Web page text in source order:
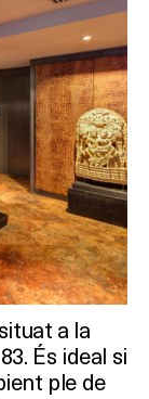
a la
És ideal si
ple de